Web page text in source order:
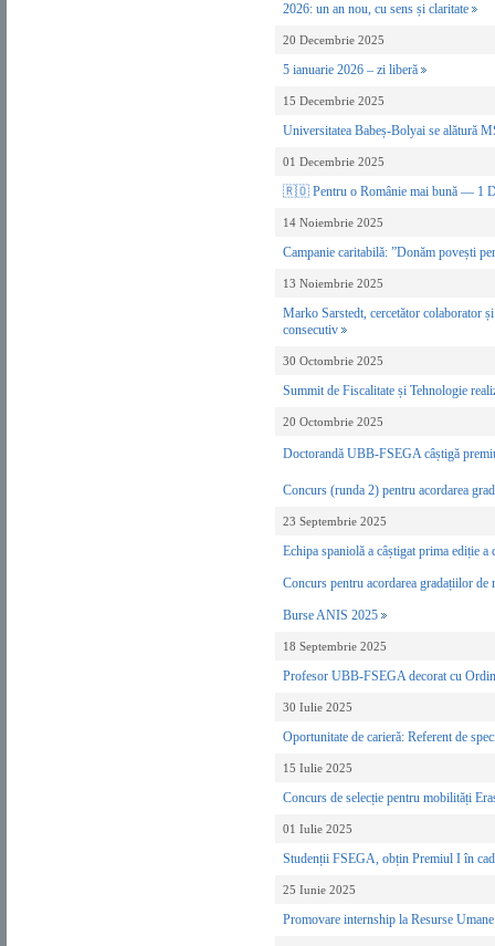
2026: un an nou, cu sens și claritate
20 Decembrie 2025
5 ianuarie 2026 – zi liberă
15 Decembrie 2025
Universitatea Babeș-Bolyai se alătură
01 Decembrie 2025
🇷🇴 Pentru o Românie mai bună — 1
14 Noiembrie 2025
Campanie caritabilă: ”Donăm povești
13 Noiembrie 2025
Marko Sarstedt, cercetător colaborator
consecutiv
30 Octombrie 2025
Summit de Fiscalitate și Tehnologie
20 Octombrie 2025
Doctorandă UBB-FSEGA câștigă
Concurs (runda 2) pentru acordarea
23 Septembrie 2025
Echipa spaniolă a câștigat prima ediție
Concurs pentru acordarea gradațiilor
Burse ANIS 2025
18 Septembrie 2025
Profesor UBB-FSEGA decorat cu
30 Iulie 2025
Oportunitate de carieră: Referent de
15 Iulie 2025
Concurs de selecție pentru mobilități
01 Iulie 2025
Studenții FSEGA, obțin Premiul I în
25 Iunie 2025
Promovare internship la Resurse